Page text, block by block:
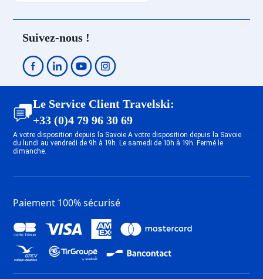
Suivez-nous !
Le Service Client Travelski:
+33 (0)4 79 96 30 69
A votre disposition depuis la Savoie A votre disposition depuis la Savoie
du lundi au vendredi de 9h à 19h. Le samedi de 10h à 19h. Fermé le
dimanche.
Paiement 100% sécurisé